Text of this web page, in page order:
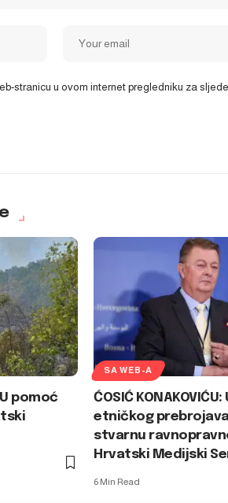
stranicu u ovom internet pregledniku za
pomoć
SA WEB-A
ĆOSIĆ
etničkog
stvarnu
Hrvatski Medijski
6 Min Read